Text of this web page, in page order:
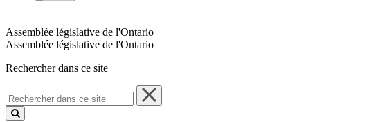
Assemblée législative de l'Ontario
Assemblée législative de l'Ontario
Rechercher dans ce site
Rechercher
dans
ce